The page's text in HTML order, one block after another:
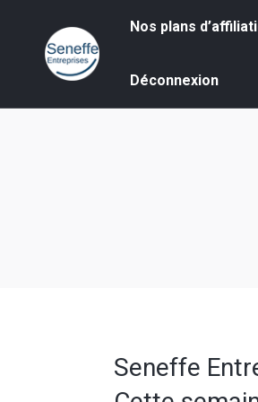
Nos plans
Déconnexion
Seneffe
Nos plans d’affiliation